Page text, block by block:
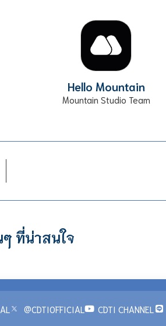
Hello Mountain
Mountain Studio Team
ที่น่าสนใจ
@CDTIOFFICIAL CDTI CHANNEL